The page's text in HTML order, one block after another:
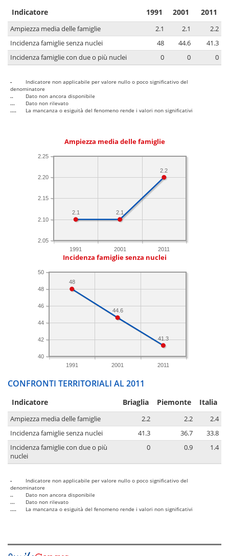
Indicatore 1991 2001 2011
Ampiezza media delle famiglie 2.1 2.1
2.2
Incidenza famiglie senza nuclei
48 44.6
41.3
Incidenza famiglie con due o più nuclei
0 0 0
-
Indicatore non applicabile per valore nullo o poco significativo del
denominatore
..
Dato non ancora disponibile
...
Dato non rilevato
....
La mancanza o esiguità del fenomeno rende i valori non significativi
Ampiezza media delle famiglie
1991 2001 2011
2.05
2.10
2.15
2.20
2.25
2.2
2.1
2.1
Incidenza famiglie senza nuclei
1991 2001 2011
40
42
44
46
48
50
41.3
44.6
48
CONFRONTI TERRITORIALI AL 2011
Indicatore Briaglia Piemonte Italia
Ampiezza media delle famiglie 2.2 2.2
2.4
Incidenza famiglie senza nuclei
41.3 36.7
33.8
Incidenza famiglie con due o più
nuclei
0 0.9 1.4
-
Indicatore non applicabile per valore nullo o poco significativo del
denominatore
..
Dato non ancora disponibile
...
Dato non rilevato
....
La mancanza o esiguità del fenomeno rende i valori non significativi